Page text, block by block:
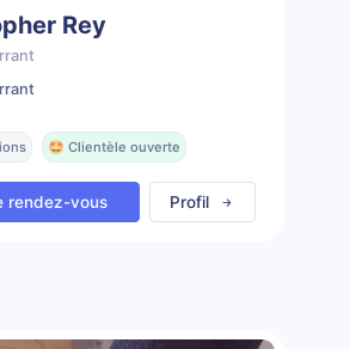
Rey
🤩 Clientèle ouverte
rendez-vous Profil